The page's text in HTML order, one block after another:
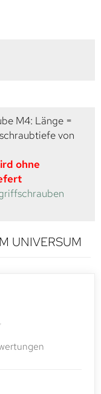
M4: Länge =
von
ohne
UNIVERSUM